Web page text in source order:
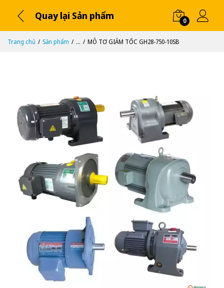
Quay lại Sản phẩm 0
Trang chủ Sản phẩm ... MÔ TƠ GIẢM TỐC GH28-750-10SB